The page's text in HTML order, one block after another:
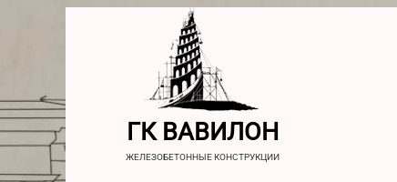
ГК ВАВИЛОН
ЖЕЛЕЗОБЕТОННЫЕ КОНСТРУКЦИИ